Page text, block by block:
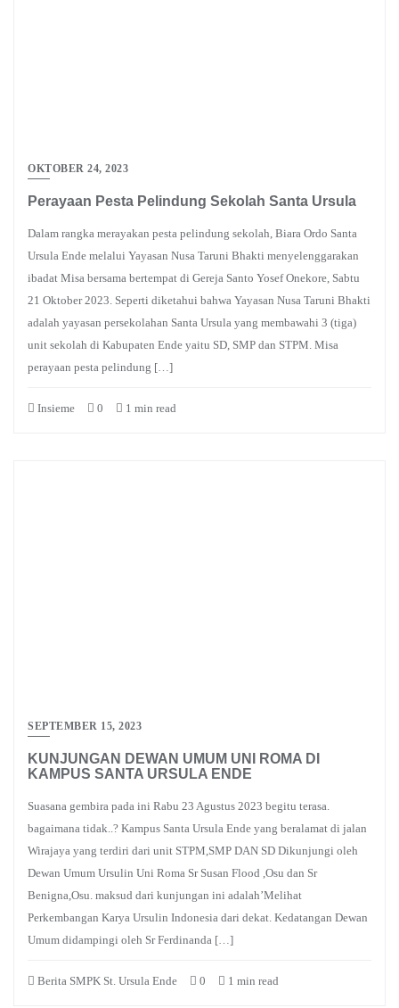
OKTOBER 24, 2023
Perayaan Pesta Pelindung Sekolah Santa Ursula
Dalam rangka merayakan pesta pelindung sekolah, Biara Ordo Santa
Ursula Ende melalui Yayasan Nusa Taruni Bhakti menyelenggarakan
ibadat Misa bersama bertempat di Gereja Santo Yosef Onekore, Sabtu
21 Oktober 2023. Seperti diketahui bahwa Yayasan Nusa Taruni Bhakti
adalah yayasan persekolahan Santa Ursula yang membawahi 3 (tiga)
unit sekolah di Kabupaten Ende yaitu SD, SMP dan STPM. Misa
perayaan pesta pelindung […]
Insieme 0 1 min read
SEPTEMBER 15, 2023
KUNJUNGAN DEWAN UMUM UNI ROMA DI
KAMPUS SANTA URSULA ENDE
Suasana gembira pada ini Rabu 23 Agustus 2023 begitu terasa.
bagaimana tidak..? Kampus Santa Ursula Ende yang beralamat di jalan
Wirajaya yang terdiri dari unit STPM,SMP DAN SD Dikunjungi oleh
Dewan Umum Ursulin Uni Roma Sr Susan Flood ,Osu dan Sr
Benigna,Osu. maksud dari kunjungan ini adalah’Melihat
Perkembangan Karya Ursulin Indonesia dari dekat. Kedatangan Dewan
Umum didampingi oleh Sr Ferdinanda […]
Berita SMPK St. Ursula Ende 0 1 min read